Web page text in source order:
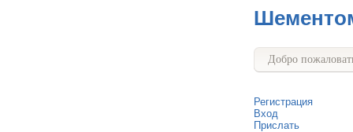
Добро
Регистрация
Вход
Прислать